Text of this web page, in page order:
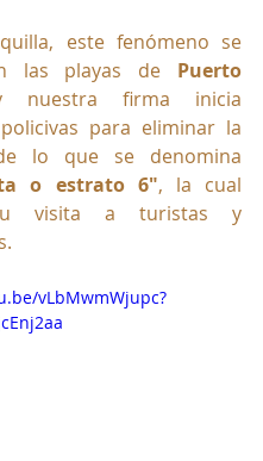
este fenómeno se
las playas de Puerto
firma inicia
para eliminar la
o estrato 6", la cual
visita a turistas y
vLbMwmWjupc?